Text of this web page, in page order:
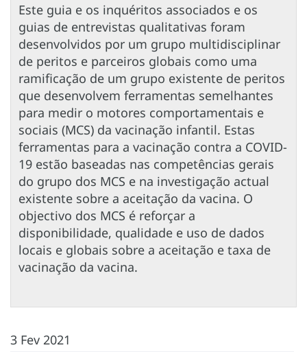
Este guia e os inquéritos associados e os
guias de entrevistas qualitativas foram
desenvolvidos por um grupo multidisciplinar
de peritos e parceiros globais como uma
ramificação de um grupo existente de peritos
que desenvolvem ferramentas semelhantes
para medir o motores comportamentais e
sociais (MCS) da vacinação infantil. Estas
ferramentas para a vacinação contra a COVID-
19 estão baseadas nas competências gerais
do grupo dos MCS e na investigação actual
existente sobre a aceitação da vacina. O
objectivo dos MCS é reforçar a
disponibilidade, qualidade e uso de dados
locais e globais sobre a aceitação e taxa de
vacinação da vacina.
3 Fev 2021